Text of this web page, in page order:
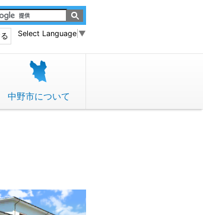
Select Language ▼
中野市について